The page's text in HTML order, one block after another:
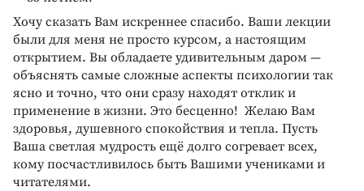
Хочу сказать Вам искреннее спасибо. Ваши лекции
были для меня не просто курсом, а настоящим
открытием. Вы обладаете удивительным даром —
объяснять самые сложные аспекты психологии так
ясно и точно, что они сразу находят отклик и
применение в жизни. Это бесценно! Желаю Вам
здоровья, душевного спокойствия и тепла. Пусть
Ваша светлая мудрость ещё долго согревает всех,
кому посчастливилось быть Вашими учениками и
читателями.